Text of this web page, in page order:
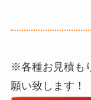
※各種お見積も
願い致します！